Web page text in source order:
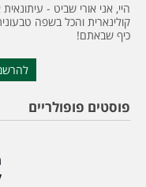
היי, אני אורי שביט -
קולינארית והכל בשפה
כיף שבאתם!
פוסטים פופולריים